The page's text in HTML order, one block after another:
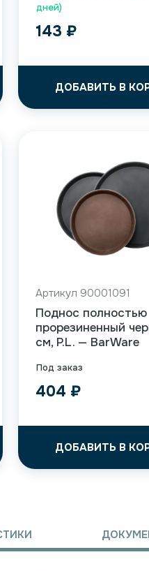
дней)
143 ₽
ДОБАВИТЬ В
Под заказ
Артикул 90001091
Поднос полностью
прорезиненный
см, P.L. — BarWare
404 ₽
ДОБАВИТЬ В